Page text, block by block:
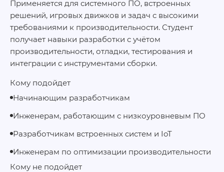
Применяется для системного ПО, встроенных
решений, игровых движков и задач с высокими
требованиями к производительности. Студент
получает навыки разработки с учётом
производительности, отладки, тестирования и
интеграции с инструментами сборки.
Кому подойдет
Начинающим разработчикам
Инженерам, работающим с низкоуровневым ПО
Разработчикам встроенных систем и IoT
Инженерам по оптимизации производительности
Кому не подойдет